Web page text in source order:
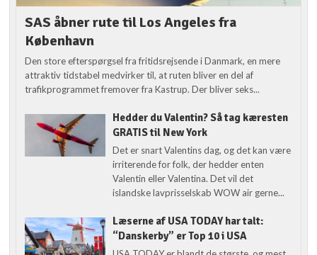
SAS åbner rute til Los Angeles fra
København
Den store efterspørgsel fra fritidsrejsende i Danmark, en mere
attraktiv tidstabel medvirker til, at ruten bliver en del af
trafikprogrammet fremover fra Kastrup. Der bliver seks...
Hedder du Valentin? Så tag kæresten
GRATIS til New York
Det er snart Valentins dag, og det kan være
irriterende for folk, der hedder enten
Valentin eller Valentina. Det vil det
islandske lavprisselskab WOW air gerne...
Læserne af USA TODAY har talt:
“Danskerby” er Top 10 i USA